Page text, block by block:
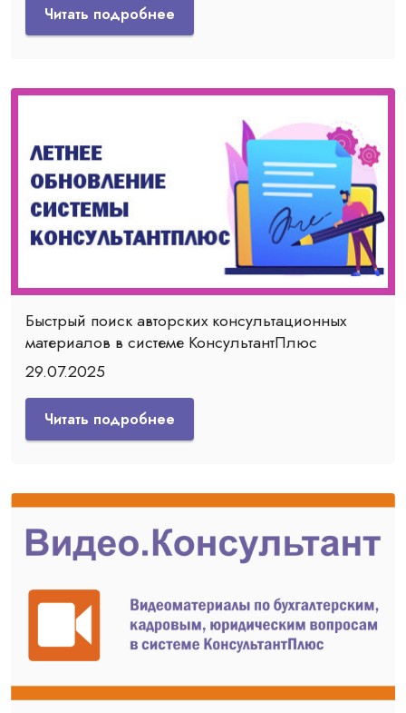
Читать подробнее
Быстрый поиск авторских консультационных
материалов в системе КонсультантПлюс
29.07.2025
Читать подробнее